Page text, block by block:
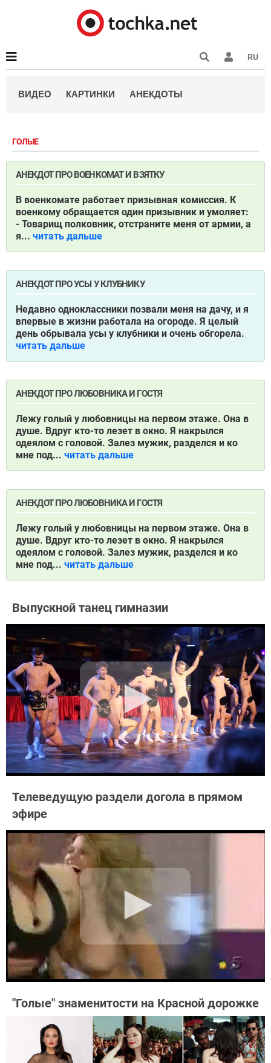
RU
ВИДЕО КАРТИНКИ АНЕКДОТЫ
ГОЛЫЕ
АНЕКДОТ ПРО ВОЕНКОМАТ И ВЗЯТКУ
В военкомате работает призывная комиссия. К
военкому обращается один призывник и умоляет:
- Товарищ полковник, отстраните меня от армии, а
я... читать дальше
АНЕКДОТ ПРО УСЫ У КЛУБНИКУ
Недавно одноклассники позвали меня на дачу, и я
впервые в жизни работала на огороде. Я целый
день обрывала усы у клубники и очень обгорела.
читать дальше
АНЕКДОТ ПРО ЛЮБОВНИКА И ГОСТЯ
Лежу голый у любовницы на первом этаже. Она в
душе. Вдруг кто-то лезет в окно. Я накрылся
одеялом с головой. Залез мужик, разделся и ко
мне под... читать дальше
АНЕКДОТ ПРО ЛЮБОВНИКА И ГОСТЯ
Лежу голый у любовницы на первом этаже. Она в
душе. Вдруг кто-то лезет в окно. Я накрылся
одеялом с головой. Залез мужик, разделся и ко
мне под... читать дальше
Выпускной танец гимназии
Телеведущую раздели догола в прямом
эфире
"Голые" знаменитости на Красной дорожке